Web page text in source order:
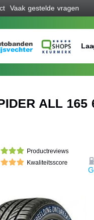
Vaak gestelde vragen
ALL
Productreviews
Kwaliteitsscore